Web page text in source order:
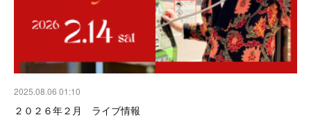
2025.08.06 01:10
２０２６年２月 ライブ情報